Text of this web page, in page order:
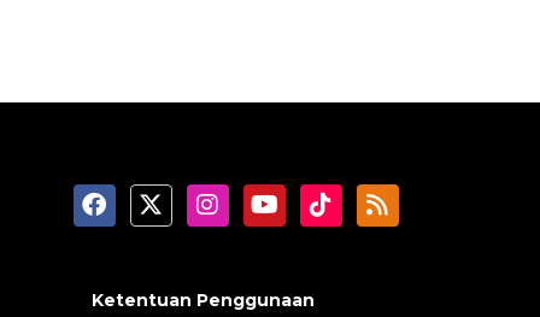
Ketentuan Penggunaan